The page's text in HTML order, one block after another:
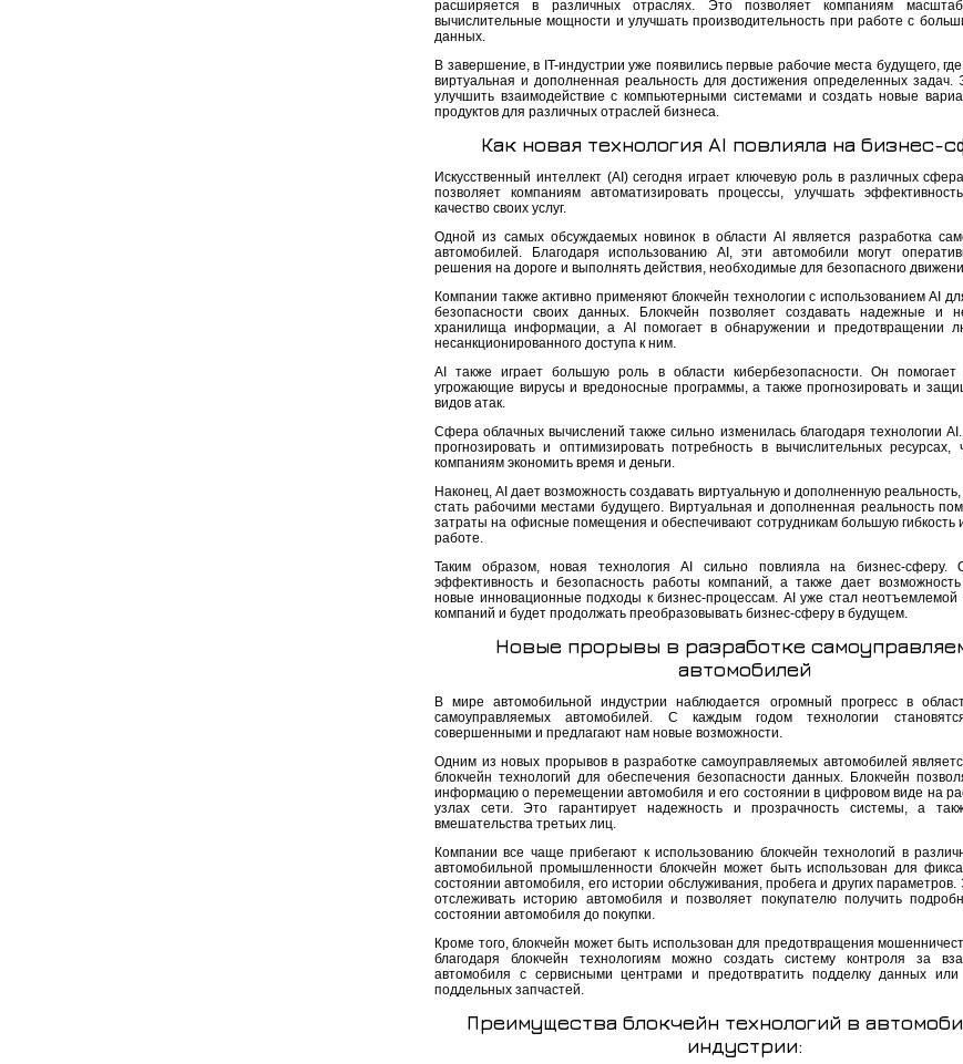
расширяется в различных отраслях. Это позволяет компаниям
вычислительные мощности и улучшать производительность при работе с
данных.
В завершение, в IT-индустрии уже появились первые рабочие места будущего,
виртуальная и дополненная реальность для достижения определенных задач.
улучшить взаимодействие с компьютерными системами и создать новые
продуктов для различных отраслей бизнеса.
Как новая технология AI повлияла на бизнес-
Искусственный интеллект (AI) сегодня играет ключевую роль в различных
позволяет компаниям автоматизировать процессы, улучшать
качество своих услуг.
Одной из самых обсуждаемых новинок в области AI является разработка
автомобилей. Благодаря использованию AI, эти автомобили могут
решения на дороге и выполнять действия, необходимые для безопасного
Компании также активно применяют блокчейн технологии с использованием AI
безопасности своих данных. Блокчейн позволяет создавать надежные и
хранилища информации, а AI помогает в обнаружении и предотвращении
несанкционированного доступа к ним.
AI также играет большую роль в области кибербезопасности. Он помогает
угрожающие вирусы и вредоносные программы, а также прогнозировать и
видов атак.
Сфера облачных вычислений также сильно изменилась благодаря технологии
прогнозировать и оптимизировать потребность в вычислительных ресурсах,
компаниям экономить время и деньги.
Наконец, AI дает возможность создавать виртуальную и дополненную
стать рабочими местами будущего. Виртуальная и дополненная реальность
затраты на офисные помещения и обеспечивают сотрудникам большую гибкость
работе.
Таким образом, новая технология AI сильно повлияла на бизнес-сферу.
эффективность и безопасность работы компаний, а также дает возможность
новые инновационные подходы к бизнес-процессам. AI уже стал неотъемлемой
компаний и будет продолжать преобразовывать бизнес-сферу в будущем.
Новые прорывы в разработке
автомобилей
В мире автомобильной индустрии наблюдается огромный прогресс в
самоуправляемых автомобилей. С каждым годом технологии
совершенными и предлагают нам новые возможности.
Одним из новых прорывов в разработке самоуправляемых автомобилей
блокчейн технологий для обеспечения безопасности данных. Блокчейн
информацию о перемещении автомобиля и его состоянии в цифровом виде на
узлах сети. Это гарантирует надежность и прозрачность системы, а
вмешательства третьих лиц.
Компании все чаще прибегают к использованию блокчейн технологий в
автомобильной промышленности блокчейн может быть использован для
состоянии автомобиля, его истории обслуживания, пробега и других параметров.
отслеживать историю автомобиля и позволяет покупателю получить
состоянии автомобиля до покупки.
Кроме того, блокчейн может быть использован для предотвращения
благодаря блокчейн технологиям можно создать систему контроля за
автомобиля с сервисными центрами и предотвратить подделку данных или
поддельных запчастей.
Преимущества блокчейн технологий в
индустрии: